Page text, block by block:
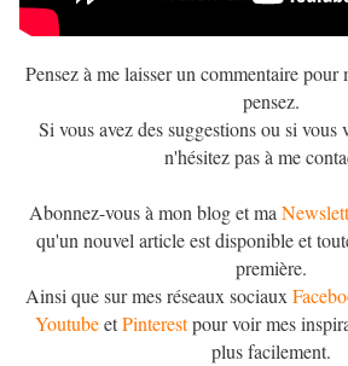
Pensez à me laisser un commentaire pour
pensez.
Si vous avez des suggestions ou si vous
n'hésitez pas à me
Abonnez-vous à mon blog et ma
qu'un nouvel article est disponible et
première.
Ainsi que sur mes réseaux sociaux
YoutubeetPinterestpour voir mes
plus facilement.